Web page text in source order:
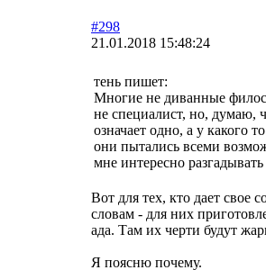
#298
21.01.2018 15:48:24
тень пишет:
Многие не диванные
не специалист, но, думаю,
означает одно, а у какого
они пытались всеми
мне интересно
Вот для тех, кто дает свое
словам - для них
ада. Там их черти будут
Я поясню почему.